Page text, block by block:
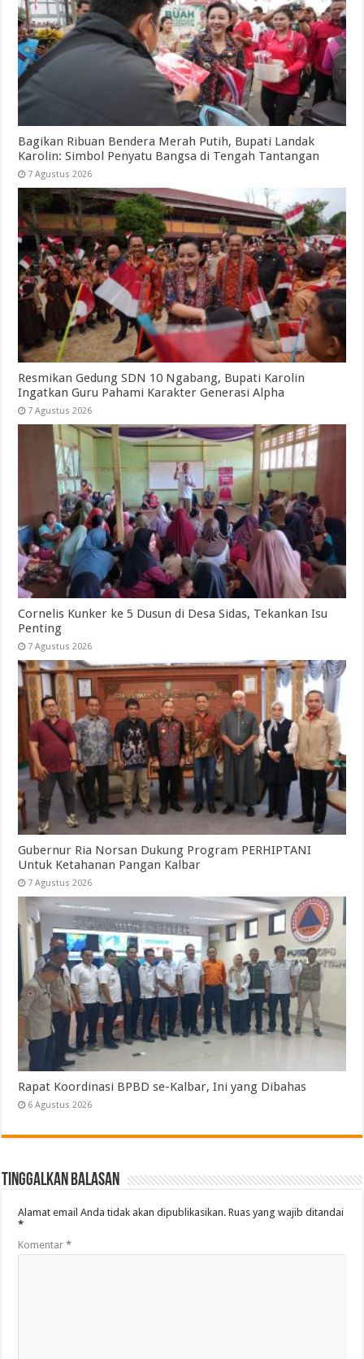
Bagikan Ribuan Bendera Merah Putih, Bupati Landak
Karolin: Simbol Penyatu Bangsa di Tengah Tantangan
7 Agustus 2026
Resmikan Gedung SDN 10 Ngabang, Bupati Karolin
Ingatkan Guru Pahami Karakter Generasi Alpha
7 Agustus 2026
Cornelis Kunker ke 5 Dusun di Desa Sidas, Tekankan Isu
Penting
7 Agustus 2026
Gubernur Ria Norsan Dukung Program PERHIPTANI
Untuk Ketahanan Pangan Kalbar
7 Agustus 2026
Rapat Koordinasi BPBD se-Kalbar, Ini yang Dibahas
6 Agustus 2026
Tinggalkan Balasan
Alamat email Anda tidak akan dipublikasikan. Ruas yang wajib ditandai
*
Komentar*